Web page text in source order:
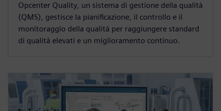
Opcenter Quality, un sistema di gestione della qualità
(QMS), gestisce la pianificazione, il controllo e il
monitoraggio della qualità per raggiungere standard
di qualità elevati e un miglioramento continuo.